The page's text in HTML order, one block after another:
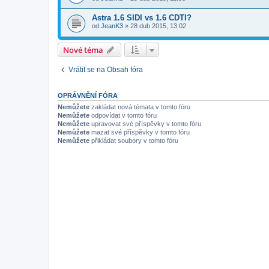
Astra 1.6 SIDI vs 1.6 CDTI?
od JeanK3 » 28 dub 2015, 13:02
Nové téma
Vrátit se na Obsah fóra
OPRÁVNĚNÍ FÓRA
Nemůžete zakládat nová témata v tomto fóru
Nemůžete odpovídat v tomto fóru
Nemůžete upravovat své příspěvky v tomto fóru
Nemůžete mazat své příspěvky v tomto fóru
Nemůžete přikládat soubory v tomto fóru